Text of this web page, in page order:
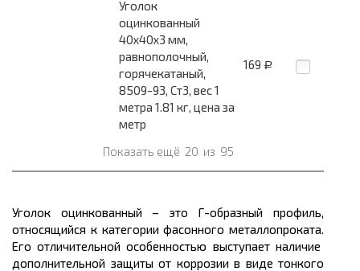
Уголок
оцинкованный
40x40x3 мм,
равнополочный,
горячекатаный,
8509-93, Ст3, вес 1
метра 1.81 кг, цена за
метр
169 Р
Показать ещё 20 из 95
Уголок оцинкованный – это Г-образный профиль,
относящийся к категории фасонного металлопроката.
Его отличительной особенностью выступает наличие
дополнительной защиты от коррозии в виде тонкого